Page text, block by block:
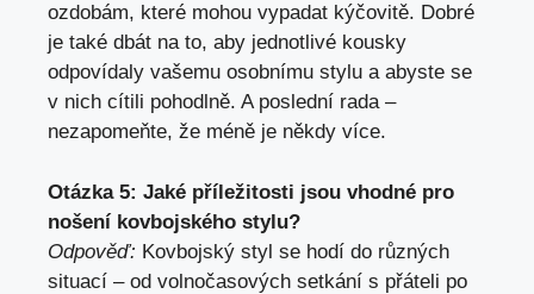
ozdobám, které mohou vypadat kýčovitě. Dobré
je také dbát na to, aby jednotlivé kousky
odpovídaly vašemu osobnímu stylu a abyste se
v nich cítili pohodlně. A poslední rada –
nezapomeňte, že méně je někdy více.
Otázka 5: Jaké příležitosti jsou vhodné pro
nošení kovbojského stylu?
Odpověď: Kovbojský styl se hodí do různých
situací – od volnočasových setkání s přáteli po